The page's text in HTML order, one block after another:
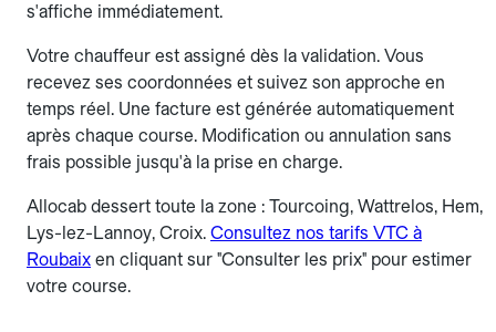
s'affiche immédiatement.
Votre chauffeur est assigné dès la validation. Vous
recevez ses coordonnées et suivez son approche en
temps réel. Une facture est générée automatiquement
après chaque course. Modification ou annulation sans
frais possible jusqu'à la prise en charge.
Allocab dessert toute la zone : Tourcoing, Wattrelos, Hem,
Lys-lez-Lannoy, Croix. Consultez nos tarifs VTC à
Roubaix en cliquant sur "Consulter les prix" pour estimer
votre course.